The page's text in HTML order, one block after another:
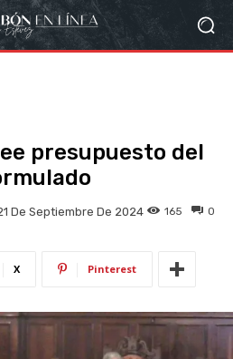
presupuesto del
De Septiembre De 2024 0
165
X Pinterest